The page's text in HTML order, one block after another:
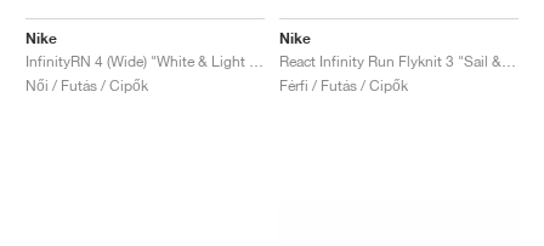
Nike
Női / Futás / Cipők
Nike
Férfi / Futás / Cipők